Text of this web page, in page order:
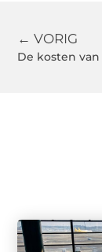
← VORIG
De kosten